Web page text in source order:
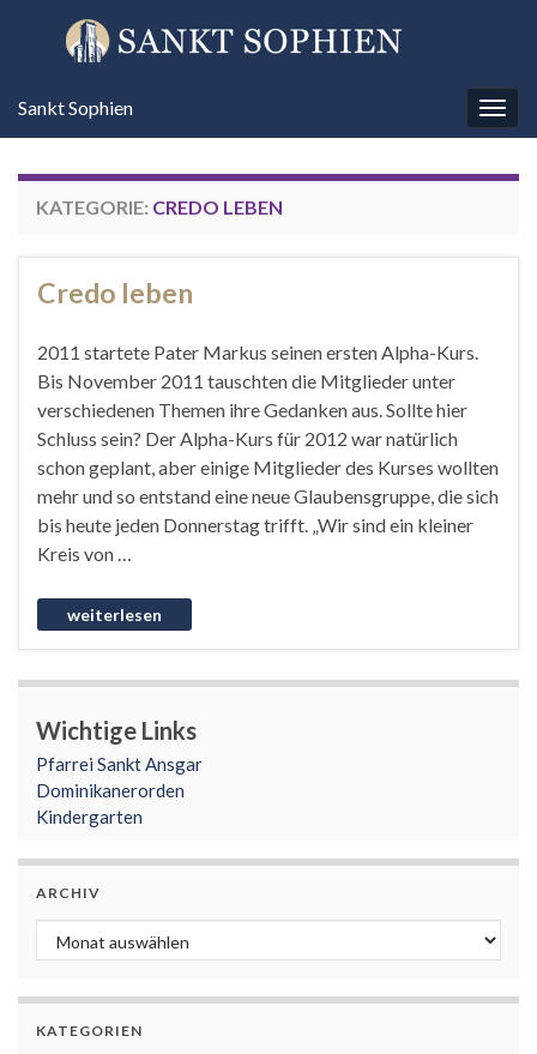
Sankt Sophien
KATEGORIE: CREDO LEBEN
Credo leben
2011 startete Pater Markus seinen ersten Alpha-Kurs.
Bis November 2011 tauschten die Mitglieder unter
verschiedenen Themen ihre Gedanken aus. Sollte hier
Schluss sein? Der Alpha-Kurs für 2012 war natürlich
schon geplant, aber einige Mitglieder des Kurses wollten
mehr und so entstand eine neue Glaubensgruppe, die sich
bis heute jeden Donnerstag trifft. „Wir sind ein kleiner
Kreis von …
Wichtige Links
Pfarrei Sankt Ansgar
Dominikanerorden
Kindergarten
ARCHIV
Archiv
KATEGORIEN